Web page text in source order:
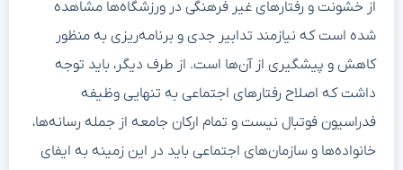
از خشونت و رفتارهای غیر فرهنگی در ورزشگاه‌ها مشاهده
شده است که نیازمند تدابیر جدی و برنامه‌ریزی به منظور
کاهش و پیشگیری از آن‌ها است. از طرف دیگر، باید توجه
داشت که اصلاح رفتارهای اجتماعی به تنهایی وظیفه
فدراسیون فوتبال نیست و تمام ارکان جامعه از جمله رسانه‌ها،
خانواده‌ها و سازمان‌های اجتماعی باید در این زمینه به ایفای